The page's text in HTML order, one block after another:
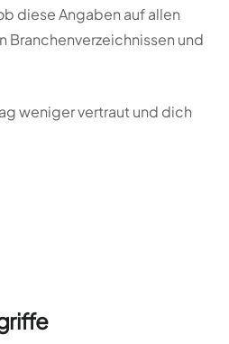
diese Angaben auf allen
Branchenverzeichnissen und
weniger vertraut und dich